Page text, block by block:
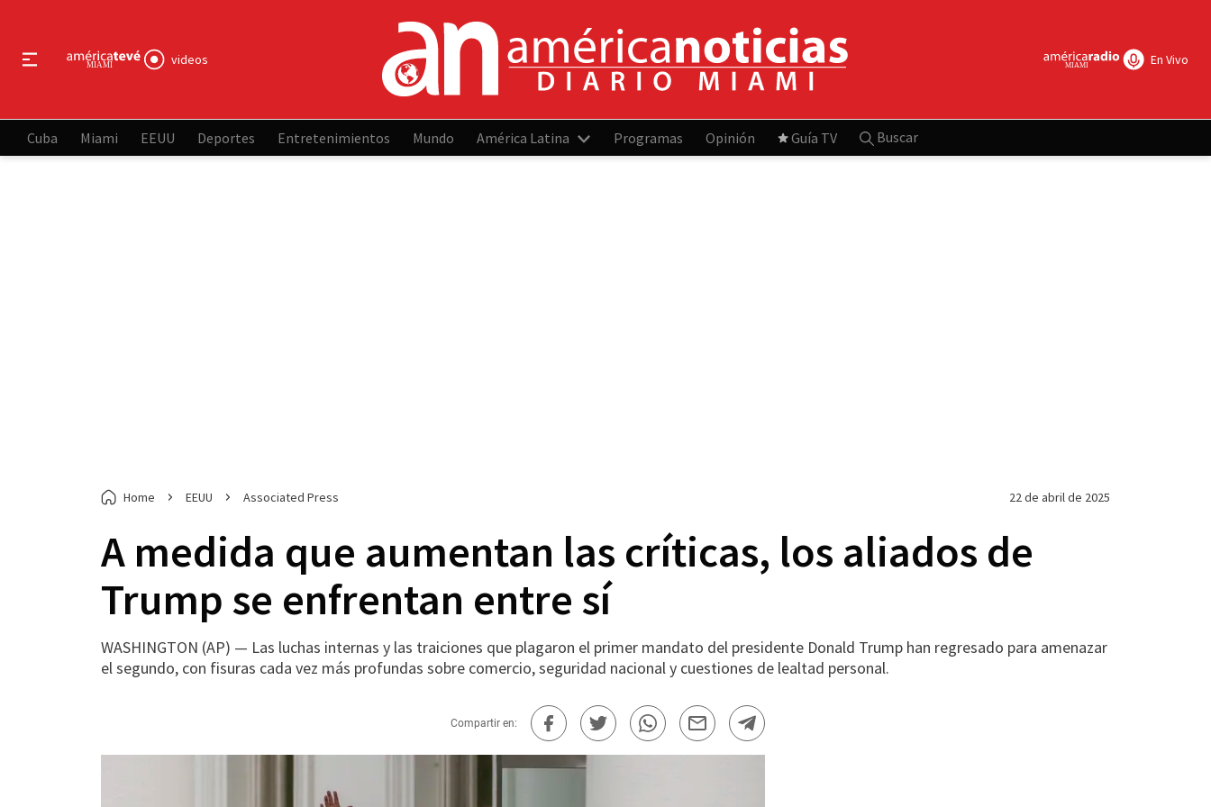
videos En Vivo
Cuba Miami EEUU Deportes Entretenimientos Mundo América Latina Programas Opinión Guía TV Buscar
Home EEUU Associated Press 22 de abril de 2025
A medida que aumentan las críticas, los aliados de
Trump se enfrentan entre sí
WASHINGTON (AP) — Las luchas internas y las traiciones que plagaron el primer mandato del presidente Donald Trump han regresado para amenazar
el segundo, con fisuras cada vez más profundas sobre comercio, seguridad nacional y cuestiones de lealtad personal.
Compartir en: